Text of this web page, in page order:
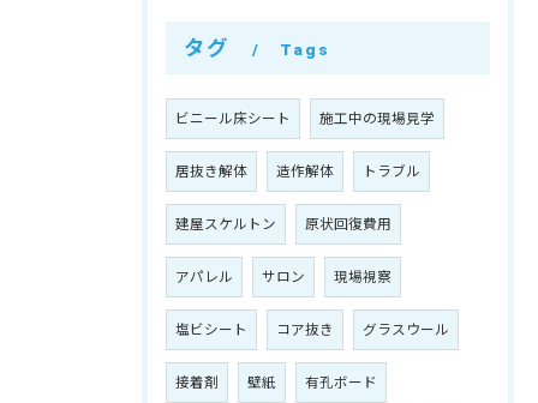
タグ Tags
ビニール床シート 施工中の現場見学
居抜き解体 造作解体 トラブル
建屋スケルトン 原状回復費用
アパレル サロン 現場視察
塩ビシート コア抜き グラスウール
接着剤 壁紙 有孔ボード